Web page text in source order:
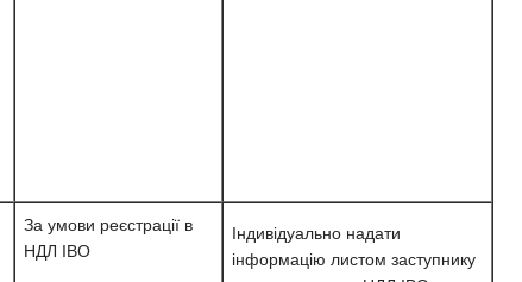
За умови реєстрації в
НДЛ ІВО
Індивідуально надати
інформацію листом заступнику